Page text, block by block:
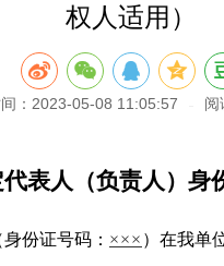
权人适用）
：2023-05-08 11:05:57 阅
表人（负责人）身
身份证号码： ××× ）在我单